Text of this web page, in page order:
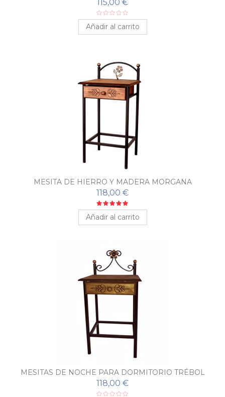
115,00 €
Añadir al carrito
MESITA DE HIERRO Y MADERA MORGANA
118,00 €
Añadir al carrito
MESITAS DE NOCHE PARA DORMITORIO TRÉBOL
118,00 €